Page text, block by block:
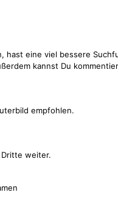
hast eine viel bessere
kannst Du
empfohlen.
weiter.